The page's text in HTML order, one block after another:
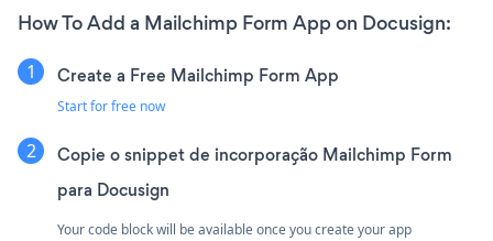
How To Add a Mailchimp Form App on Docusign:
Create a Free Mailchimp Form App
Start for free now
Copie o snippet de incorporação Mailchimp Form
para Docusign
Your code block will be available once you create your app